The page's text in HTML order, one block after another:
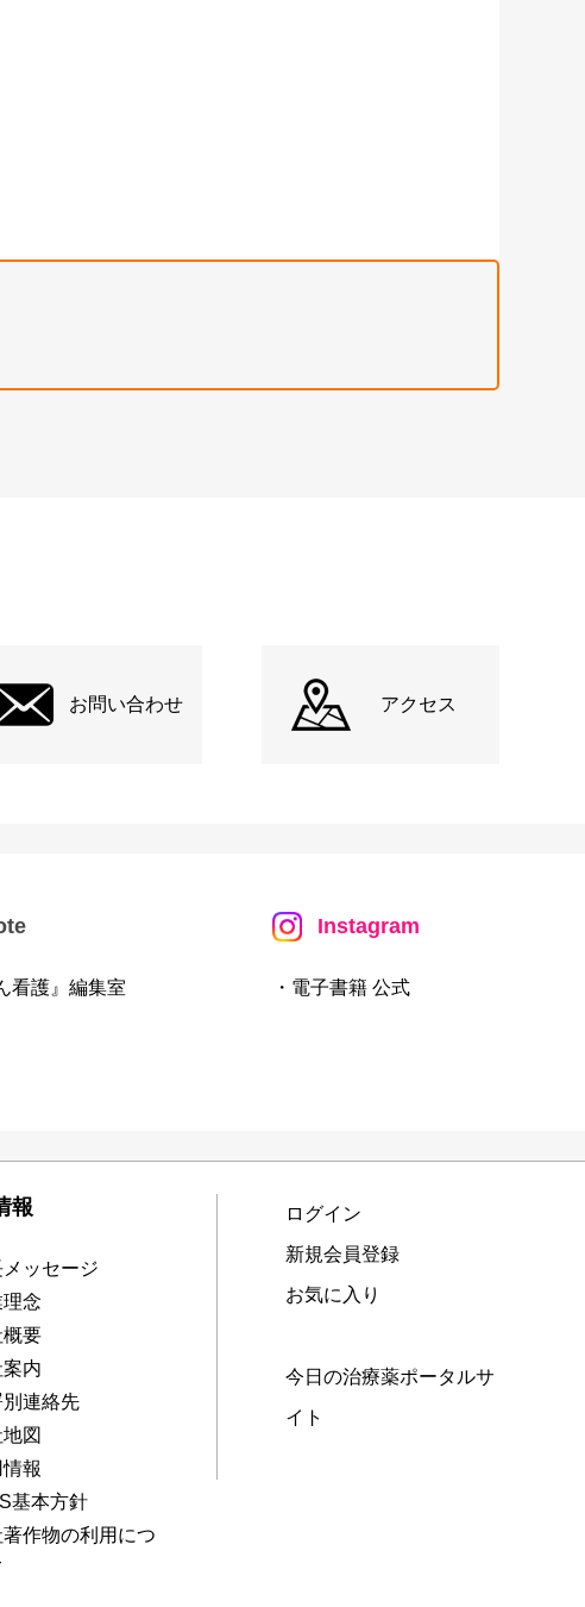
お問い合わせ アクセス
看護』編集室
Instagram
・電子書籍 公式
報
ッセージ
念
要
内
連絡先
図
報
基本方針
作物の利用につ
ログイン
新規会員登録
お気に入り
今日の治療薬ポータルサ
イト